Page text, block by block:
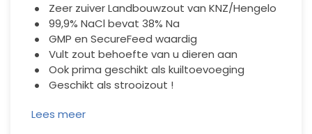
Ve
Zeer zuiver Landbouwzout van KNZ/Hengelo
99,9% NaCl bevat 38% Na
GMP en SecureFeed waardig
Vult zout behoefte van u dieren aan
Ook prima geschikt als kuiltoevoeging
Geschikt als strooizout !
Lees meer